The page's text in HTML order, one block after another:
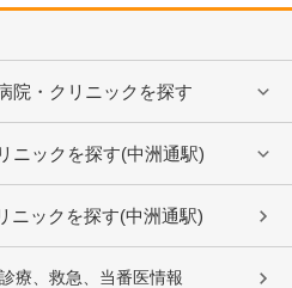
院・クリニックを探す
ニックを探す(中洲通駅)
ニックを探す(中洲通駅)
療、救急、当番医情報